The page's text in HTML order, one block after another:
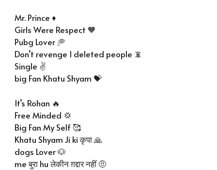
Mr. Prince ♦️
Girls Were Respect 🧡
Pubg Lover 🥏
Don’t revenge I deleted people 📵
Single ✌️
big Fan Khatu Shyam 💝
It’s Rohan 🔥
Free Minded 💢
Big Fan My Self 🥰
Khatu Shyam Ji ki कृपा 🙏
dogs Lover 🐶
me बुरा hu लेकीन ग़द्दार नहीं 🤨